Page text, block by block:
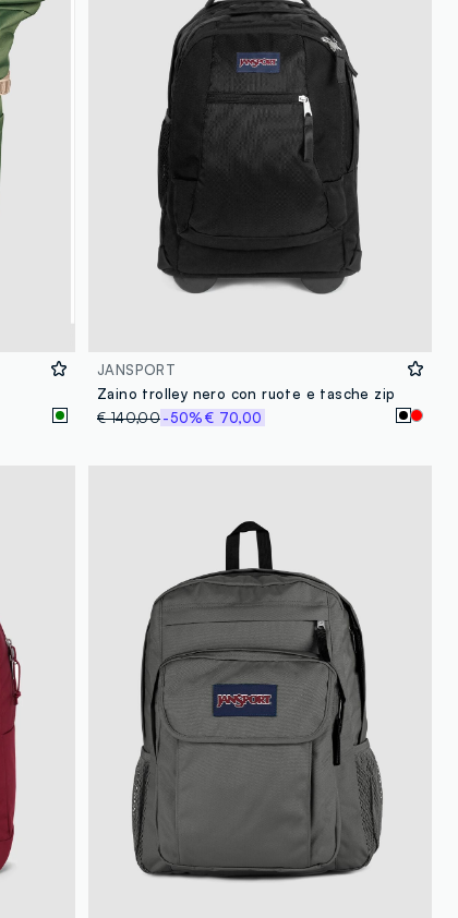
JANSPORT
Zaino trolley nero con ruote e tasche zip
€ 140,00-50%€ 70,00